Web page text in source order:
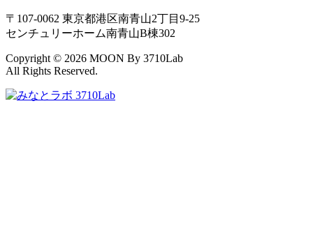
〒107-0062 東京都港区南青山2丁目9-25
センチュリーホーム南青山B棟302
Copyright © 2026 MOON By 3710Lab
All Rights Reserved.